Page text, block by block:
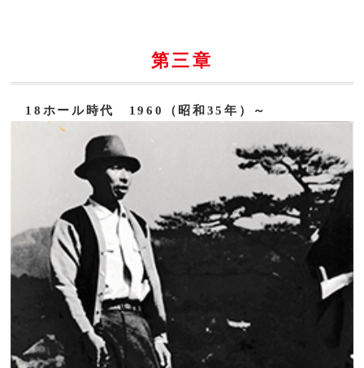
第三章
18ホール時代 1960（昭和35年）～